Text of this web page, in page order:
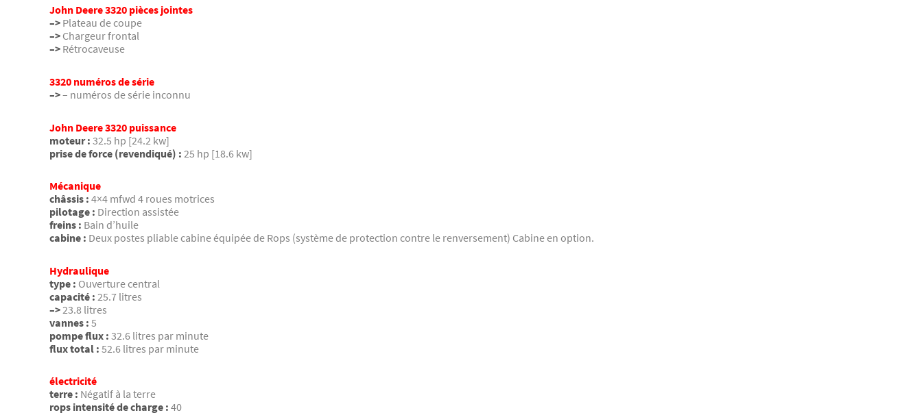
John Deere 3320 pièces jointes
–> Plateau de coupe
–> Chargeur frontal
–> Rétrocaveuse
3320 numéros de série
–>– numéros de série inconnu
John Deere 3320 puissance
moteur : 32.5 hp [24.2 kw]
prise de force (revendiqué) : 25 hp [18.6 kw]
Mécanique
châssis : 4×4 mfwd 4 roues motrices
pilotage : Direction assistée
freins : Bain d’huile
cabine : Deux postes pliable cabine équipée de Rops (système de protection contre le renversement) Cabine en option.
Hydraulique
type : Ouverture central
capacité : 25.7 litres
–> 23.8 litres
vannes : 5
pompe flux : 32.6 litres par minute
flux total : 52.6 litres par minute
électricité
terre : Négatif à la terre
rops intensité de charge : 40